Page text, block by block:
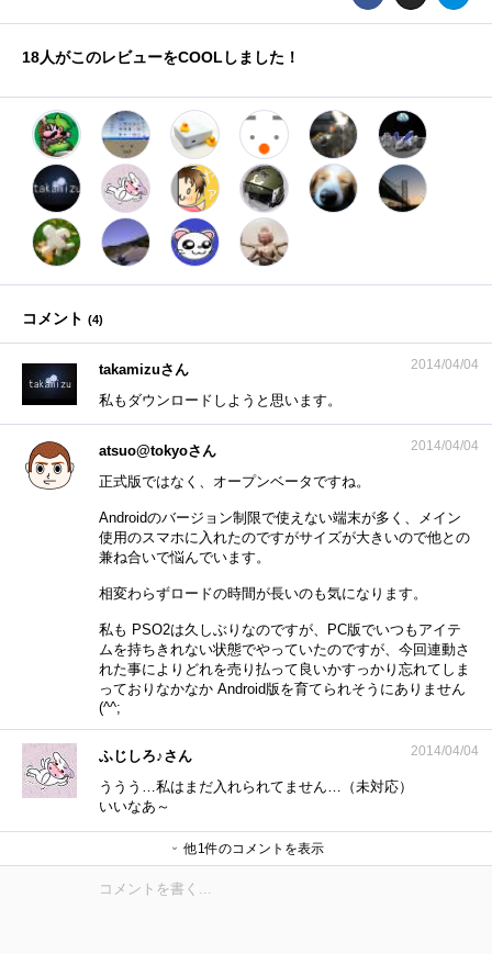
18人がこのレビューをCOOLしました！
コメント (4)
takamizuさん 2014/04/04
私もダウンロードしようと思います。
atsuo@tokyoさん 2014/04/04
正式版ではなく、オープンベータですね。
Androidのバージョン制限で使えない端末が多く、メイン
使用のスマホに入れたのですがサイズが大きいので他との
兼ね合いで悩んでいます。
相変わらずロードの時間が長いのも気になります。
私も PSO2は久しぶりなのですが、PC版でいつもアイテ
ムを持ちきれない状態でやっていたのですが、今回連動さ
れた事によりどれを売り払って良いかすっかり忘れてしま
っておりなかなか Android版を育てられそうにありません
(^^;
ふじしろ♪さん 2014/04/04
ううう…私はまだ入れられてません…（未対応）
いいなあ～
sandbagさん他1件のコメントを表示